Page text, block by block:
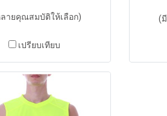
ายคุณสมบัติให้เลือก)
เปรียบเทียบ
(